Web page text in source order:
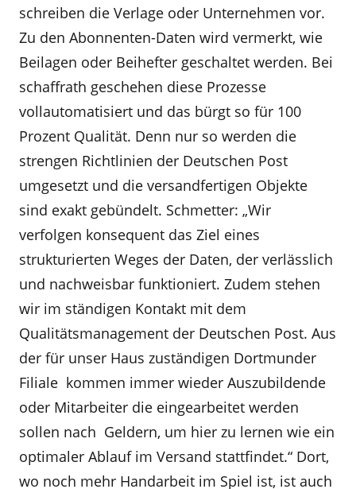
schreiben die Verlage oder Unternehmen vor.
Zu den Abonnenten-Daten wird vermerkt, wie
Beilagen oder Beihefter geschaltet werden. Bei
schaffrath geschehen diese Prozesse
vollautomatisiert und das bürgt so für 100
Prozent Qualität. Denn nur so werden die
strengen Richtlinien der Deutschen Post
umgesetzt und die versandfertigen Objekte
sind exakt gebündelt. Schmetter: „Wir
verfolgen konsequent das Ziel eines
strukturierten Weges der Daten, der verlässlich
und nachweisbar funktioniert. Zudem stehen
wir im ständigen Kontakt mit dem
Qualitätsmanagement der Deutschen Post. Aus
der für unser Haus zuständigen Dortmunder
Filiale kommen immer wieder Auszubildende
oder Mitarbeiter die eingearbeitet werden
sollen nach Geldern, um hier zu lernen wie ein
optimaler Ablauf im Versand stattfindet.“ Dort,
wo noch mehr Handarbeit im Spiel ist, ist auch